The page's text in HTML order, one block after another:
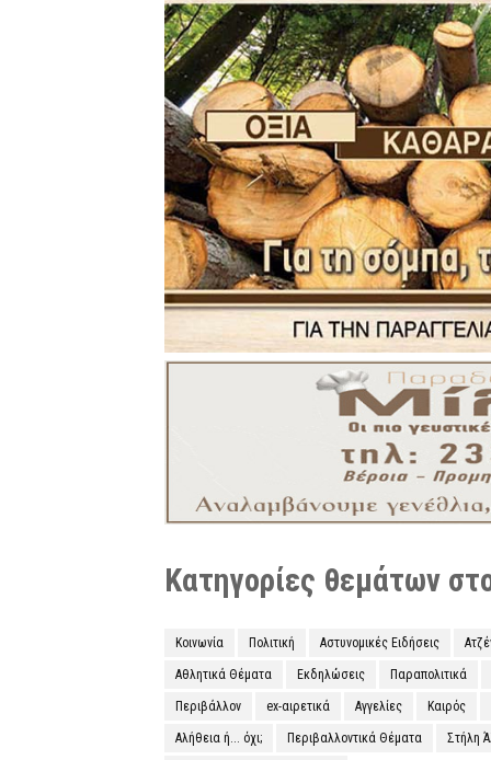
Κατηγορίες θεμάτων
Κοινωνία Πολιτική Αστυνομικές Ειδήσεις
Αθλητικά Θέματα Εκδηλώσεις Παραπολιτικά
Περιβάλλον ex-αιρετικά Αγγελίες Καιρός
Αλήθεια ή... όχι; Περιβαλλοντικά Θέματα Στήλη